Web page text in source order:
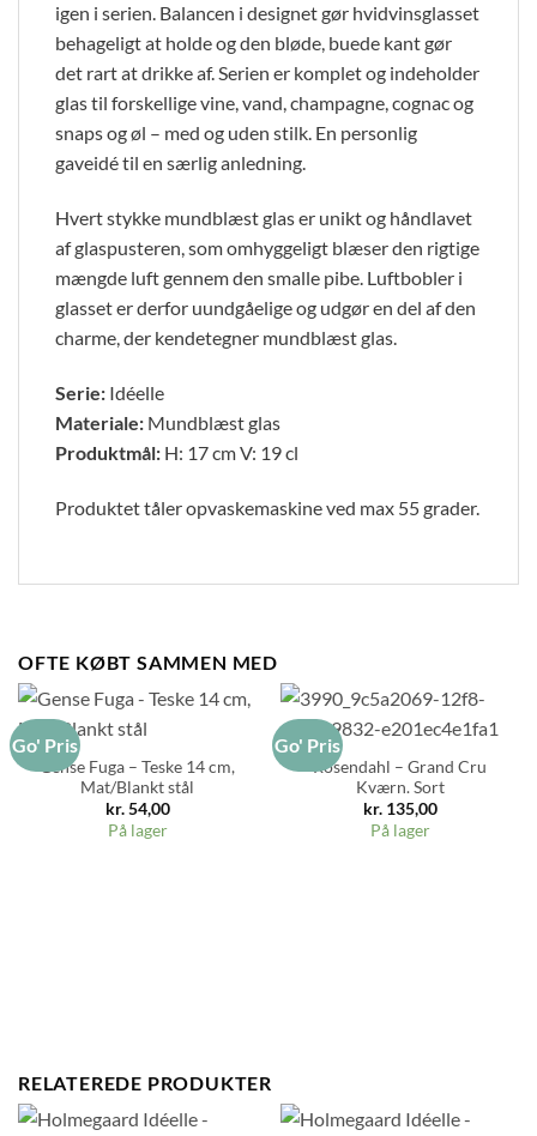
igen i serien. Balancen i designet gør hvidvinsglasset
behageligt at holde og den bløde, buede kant gør
det rart at drikke af. Serien er komplet og indeholder
glas til forskellige vine, vand, champagne, cognac og
snaps og øl – med og uden stilk. En personlig
gaveidé til en særlig anledning.
Hvert stykke mundblæst glas er unikt og håndlavet
af glaspusteren, som omhyggeligt blæser den rigtige
mængde luft gennem den smalle pibe. Luftbobler i
glasset er derfor uundgåelige og udgør en del af den
charme, der kendetegner mundblæst glas.
Serie: Idéelle
Materiale: Mundblæst glas
Produktmål: H: 17 cm V: 19 cl
Produktet tåler opvaskemaskine ved max 55 grader.
OFTE KØBT SAMMEN MED
Go' Pris
Gense Fuga – Teske 14 cm,
Mat/Blankt stål
kr.54,00
På lager
Go' Pris
Rosendahl – Grand Cru
Kværn. Sort
kr.135,00
På lager
RELATEREDE PRODUKTER